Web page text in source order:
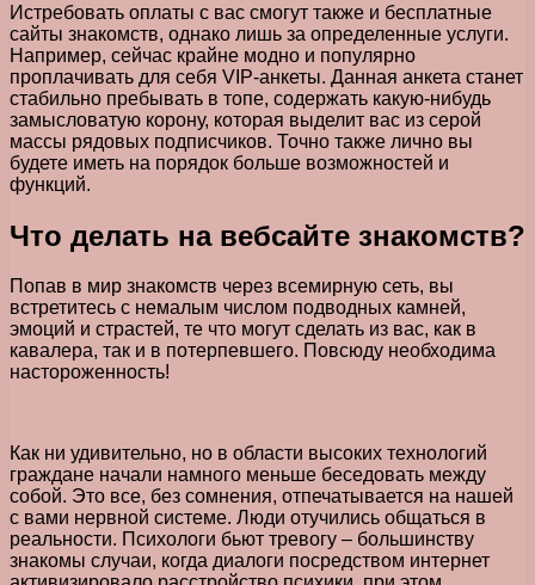
Истребовать оплаты с вас смогут также и бесплатные
сайты знакомств, однако лишь за определенные услуги.
Например, сейчас крайне модно и популярно
проплачивать для себя VIP-анкеты. Данная анкета станет
стабильно пребывать в топе, содержать какую-нибудь
замысловатую корону, которая выделит вас из серой
массы рядовых подписчиков. Точно также лично вы
будете иметь на порядок больше возможностей и
функций.
Что делать на вебсайте знакомств?
Попав в мир знакомств через всемирную сеть, вы
встретитесь с немалым числом подводных камней,
эмоций и страстей, те что могут сделать из вас, как в
кавалера, так и в потерпевшего. Повсюду необходима
настороженность!
Как ни удивительно, но в области высоких технологий
граждане начали намного меньше беседовать между
собой. Это все, без сомнения, отпечатывается на нашей
с вами нервной системе. Люди отучились общаться в
реальности. Психологи бьют тревогу – большинству
знакомы случаи, когда диалоги посредством интернет